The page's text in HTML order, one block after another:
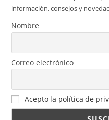
información, consejos y
Nombre
Correo electrónico
Acepto la política de